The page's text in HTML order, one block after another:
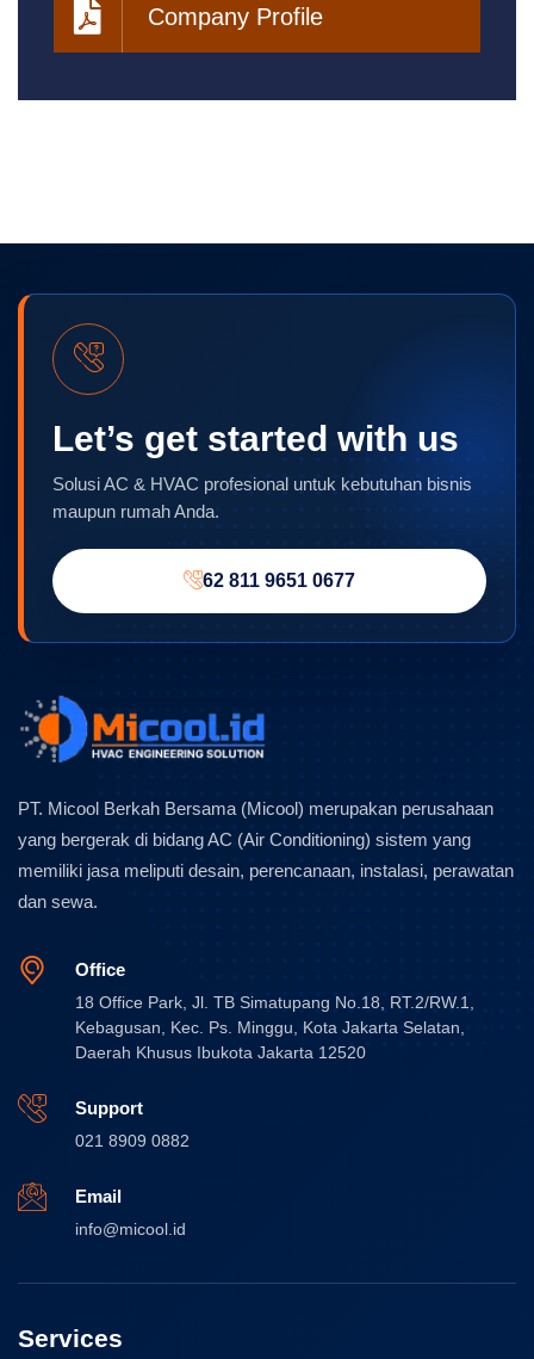
Company Profile
Let’s get started with us
Solusi AC & HVAC profesional untuk kebutuhan bisnis
maupun rumah Anda.
62 811 9651 0677
PT. Micool Berkah Bersama (Micool) merupakan perusahaan
yang bergerak di bidang AC (Air Conditioning) sistem yang
memiliki jasa meliputi desain, perencanaan, instalasi, perawatan
dan sewa.
Office
18 Office Park, Jl. TB Simatupang No.18, RT.2/RW.1,
Kebagusan, Kec. Ps. Minggu, Kota Jakarta Selatan,
Daerah Khusus Ibukota Jakarta 12520
Support
021 8909 0882
Email
info@micool.id
Services